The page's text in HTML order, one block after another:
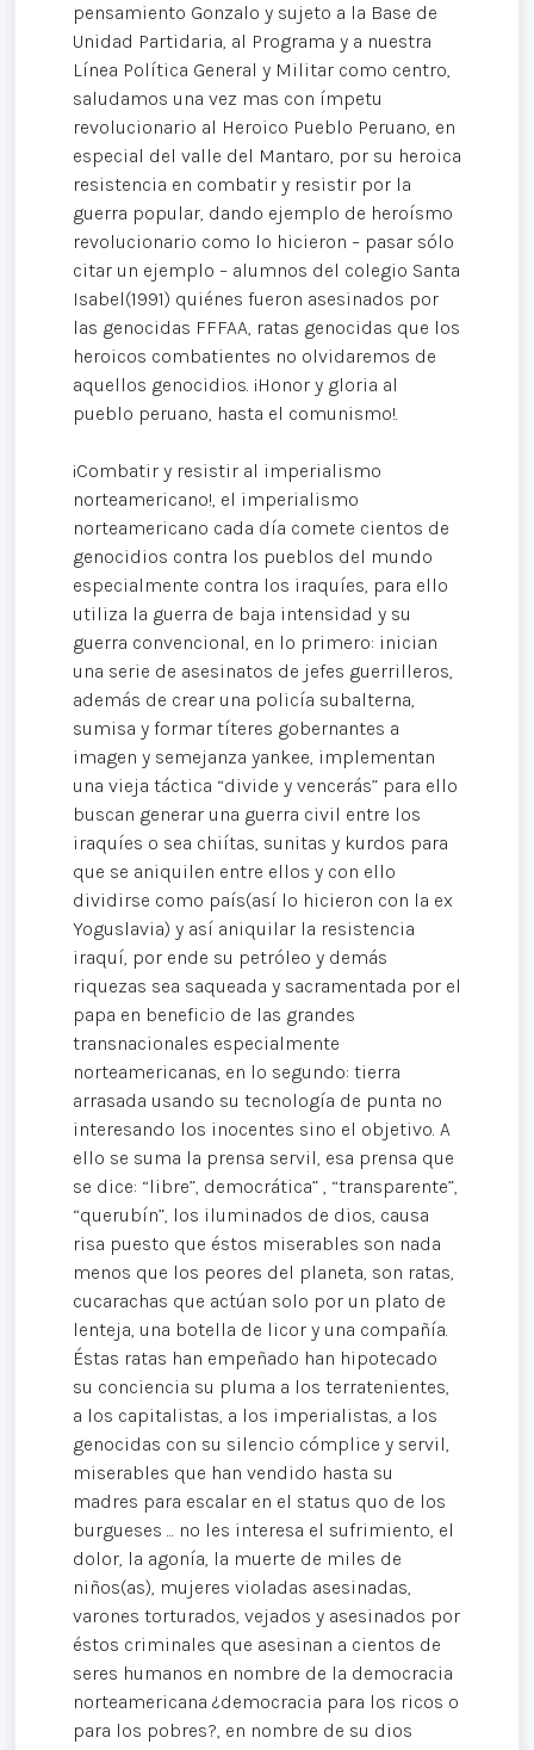
pensamiento Gonzalo y sujeto a la Base de
Unidad Partidaria, al Programa y a nuestra
Línea Política General y Militar como centro,
saludamos una vez mas con ímpetu
revolucionario al Heroico Pueblo Peruano, en
especial del valle del Mantaro, por su heroica
resistencia en combatir y resistir por la
guerra popular, dando ejemplo de heroísmo
revolucionario como lo hicieron – pasar sólo
citar un ejemplo – alumnos del colegio Santa
Isabel(1991) quiénes fueron asesinados por
las genocidas FFFAA, ratas genocidas que los
heroicos combatientes no olvidaremos de
aquellos genocidios. ¡Honor y gloria al
pueblo peruano, hasta el comunismo!.
¡Combatir y resistir al imperialismo
norteamericano!, el imperialismo
norteamericano cada día comete cientos de
genocidios contra los pueblos del mundo
especialmente contra los iraquíes, para ello
utiliza la guerra de baja intensidad y su
guerra convencional, en lo primero: inician
una serie de asesinatos de jefes guerrilleros,
además de crear una policía subalterna,
sumisa y formar títeres gobernantes a
imagen y semejanza yankee, implementan
una vieja táctica “divide y vencerás” para ello
buscan generar una guerra civil entre los
iraquíes o sea chiítas, sunitas y kurdos para
que se aniquilen entre ellos y con ello
dividirse como país(así lo hicieron con la ex
Yoguslavia) y así aniquilar la resistencia
iraquí, por ende su petróleo y demás
riquezas sea saqueada y sacramentada por el
papa en beneficio de las grandes
transnacionales especialmente
norteamericanas, en lo segundo: tierra
arrasada usando su tecnología de punta no
interesando los inocentes sino el objetivo. A
ello se suma la prensa servil, esa prensa que
se dice: “libre”, democrática” , “transparente”,
“querubín”, los iluminados de dios, causa
risa puesto que éstos miserables son nada
menos que los peores del planeta, son ratas,
cucarachas que actúan solo por un plato de
lenteja, una botella de licor y una compañía.
Éstas ratas han empeñado han hipotecado
su conciencia su pluma a los terratenientes,
a los capitalistas, a los imperialistas, a los
genocidas con su silencio cómplice y servil,
miserables que han vendido hasta su
madres para escalar en el status quo de los
burgueses ... no les interesa el sufrimiento, el
dolor, la agonía, la muerte de miles de
niños(as), mujeres violadas asesinadas,
varones torturados, vejados y asesinados por
éstos criminales que asesinan a cientos de
seres humanos en nombre de la democracia
norteamericana ¿democracia para los ricos o
para los pobres?, en nombre de su dios